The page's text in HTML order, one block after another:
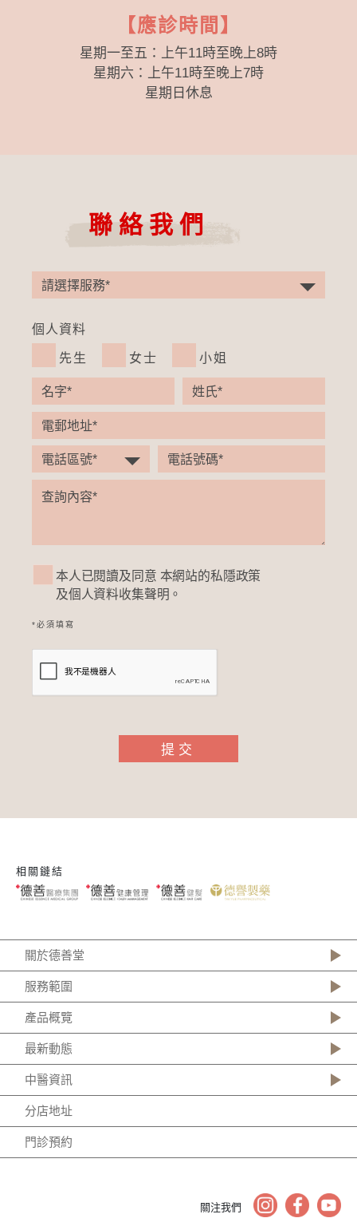
【應診時間】
星期一至五：上午11時至晚上8時
星期六：上午11時至晚上7時
星期日休息
聯絡我們
個人資料
先生 女士 小姐
本人已閱讀及同意 本網站的私隱政策
及個人資料收集聲明。
*必須填寫
提交
相關鏈結
關於德善堂
服務範圍
產品概覽
最新動態
中醫資訊
分店地址
門診預約
關注我們